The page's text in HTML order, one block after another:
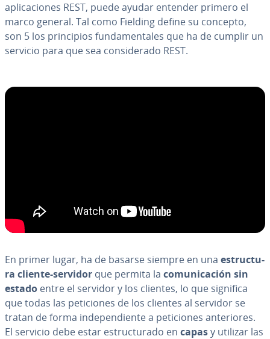
apli­ca­cio­nes REST, puede ayudar entender primero el
marco general. Tal como Fielding define su concepto,
son 5 los pri­n­ci­pios fu­n­da­me­n­ta­les que ha de cumplir un
servicio para que sea co­n­si­de­ra­do REST.
En primer lugar, ha de basarse siempre en una es­tru­c­tu­
ra cliente-servidor que permita la co­mu­ni­ca­ción sin
estado entre el servidor y los clientes, lo que significa
que todas las pe­ti­cio­nes de los clientes al servidor se
tratan de forma in­de­pe­n­die­n­te a pe­ti­cio­nes an­te­rio­res.
El servicio debe estar es­tru­c­tu­ra­do en capasy utilizar las